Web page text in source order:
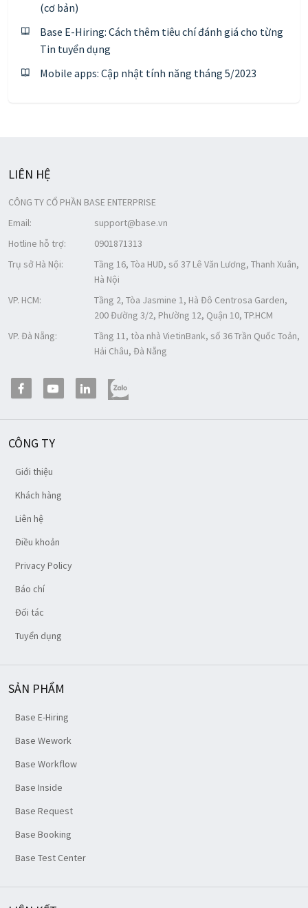
(cơ bản)
Base E-Hiring: Cách thêm tiêu chí đánh giá cho từng
Tin tuyển dụng
Mobile apps: Cập nhật tính năng tháng 5/2023
LIÊN HỆ
CÔNG TY CỔ PHẦN BASE ENTERPRISE
Email:
support@base.vn
Hotline hỗ trợ:
0901871313
Trụ sở Hà Nội:
Tầng 16, Tòa HUD, số 37 Lê Văn Lương, Thanh Xuân,
Hà Nội
VP. HCM:
Tầng 2, Tòa Jasmine 1, Hà Đô Centrosa Garden,
200 Đường 3/2, Phường 12, Quận 10, TP.HCM
VP. Đà Nẵng:
Tầng 11, tòa nhà VietinBank, số 36 Trần Quốc Toản,
Hải Châu, Đà Nẵng
CÔNG TY
Giới thiệu
Khách hàng
Liên hệ
Điều khoản
Privacy Policy
Báo chí
Đối tác
Tuyển dụng
SẢN PHẨM
Base E-Hiring
Base Wework
Base Workflow
Base Inside
Base Request
Base Booking
Base Test Center